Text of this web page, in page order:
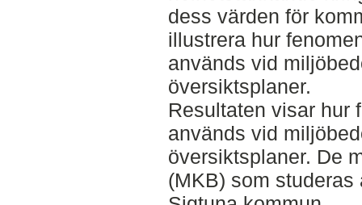
dess värden för
illustrera hur
används vid
översiktsplaner.
Resultaten visar hur
används vid
översiktsplaner. De
(MKB) som